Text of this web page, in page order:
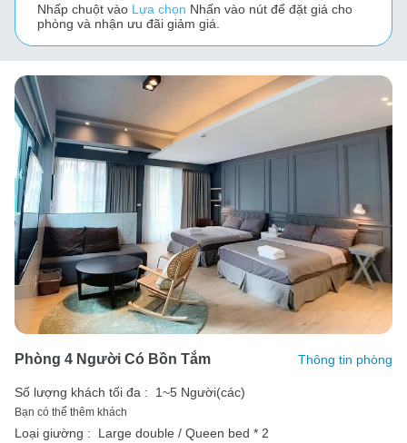
Nhấp chuột vào Lựa chọn Nhấn vào nút để đặt giá cho
phòng và nhận ưu đãi giảm giá.
Phòng 4 Người Có Bồn Tắm Thông tin phòng
Số lượng khách tối đa : 1~5 Người(các)
Bạn có thể thêm khách
Loại giường :
Large double / Queen bed * 2